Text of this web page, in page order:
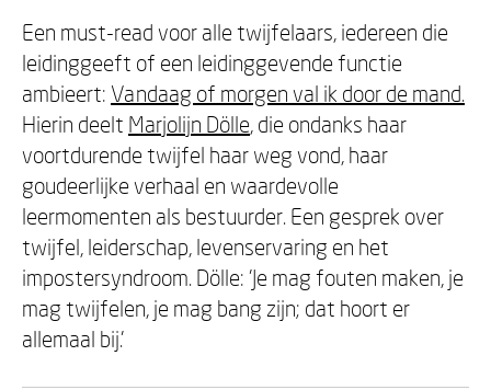
Een must-read voor alle twijfelaars, iedereen die
leidinggeeft of een leidinggevende functie
ambieert: Vandaag of morgen val ik door de mand.
Hierin deelt Marjolijn Dölle, die ondanks haar
voortdurende twijfel haar weg vond, haar
goudeerlijke verhaal en waardevolle
leermomenten als bestuurder. Een gesprek over
twijfel, leiderschap, levenservaring en het
impostersyndroom. Dölle: 'Je mag fouten maken, je
mag twijfelen, je mag bang zijn; dat hoort er
allemaal bij.'